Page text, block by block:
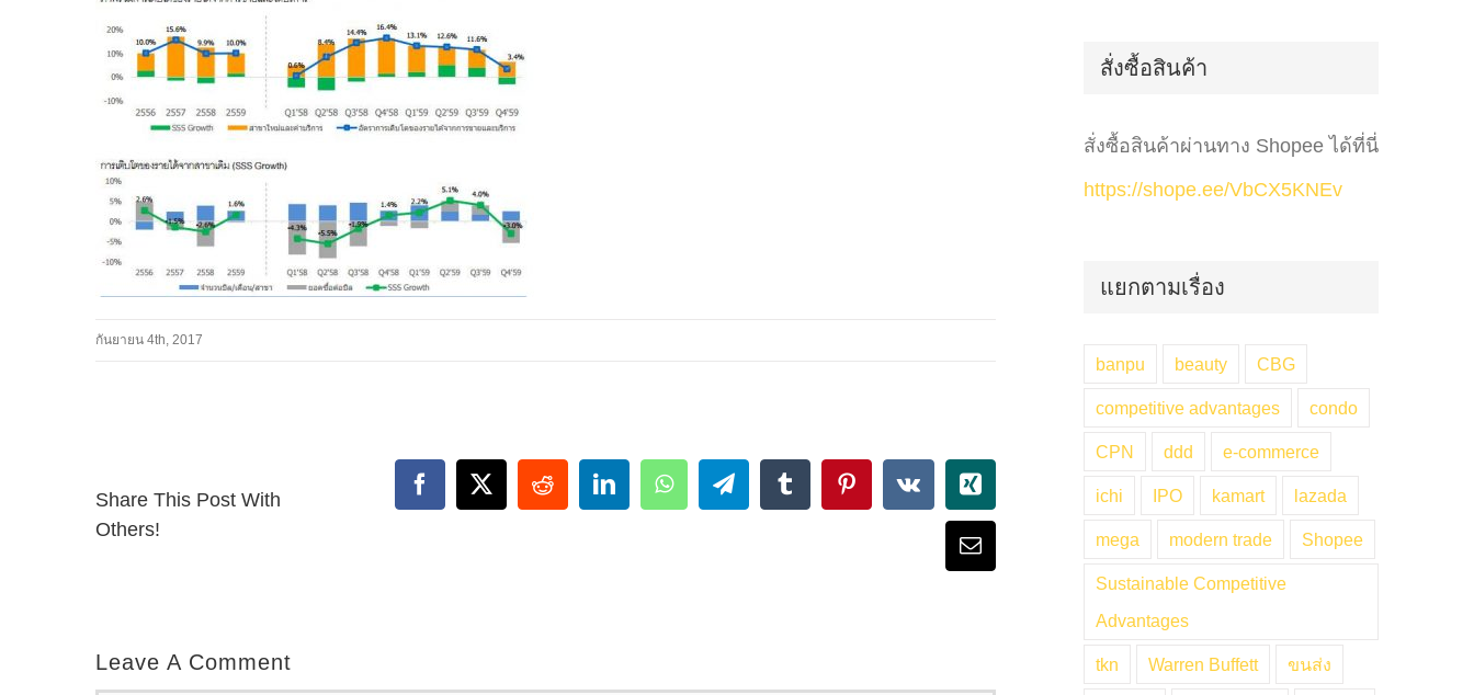
กันยายน 4th, 2017
Share This Post With
Others!
Facebook
X RedditLinkedInWhatsAppTelegramTumblrPinterest
Vk Xing
Email
Leave A Comment
สั่งซื้อสินค้า
สั่งซื้อสินค้าผ่านทาง Shopee ได้ที่นี่
https://shope.ee/VbCX5KNEv
แยกตามเรื่อง
banpu beauty CBG
competitive advantages condo
CPN ddd e-commerce
ichi IPO kamart lazada
mega modern trade Shopee
Sustainable Competitive
Advantages
tkn Warren Buffett ขนส่ง